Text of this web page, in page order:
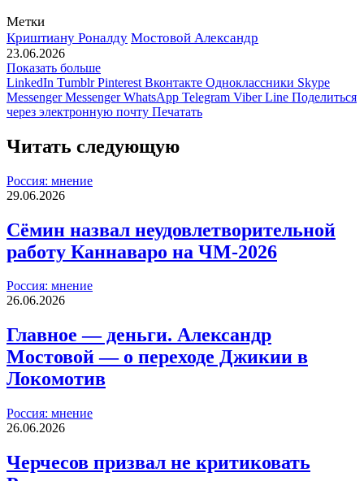
Метки
Криштиану Роналду Мостовой Александр
23.06.2026
Показать больше
LinkedIn Tumblr Pinterest Вконтакте Одноклассники Skype
Messenger Messenger WhatsApp Telegram Viber Line Поделиться
через электронную почту Печатать
Читать следующую
Россия: мнение
29.06.2026
Сёмин назвал неудовлетворительной
работу Каннаваро на ЧМ-2026
Россия: мнение
26.06.2026
Главное — деньги. Александр
Мостовой — о переходе Джикии в
Локомотив
Россия: мнение
26.06.2026
Черчесов призвал не критиковать